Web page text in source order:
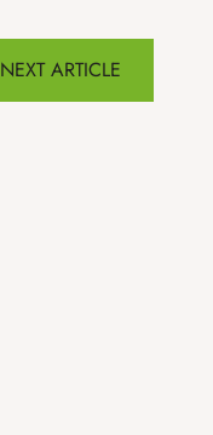
NEXT ARTICLE